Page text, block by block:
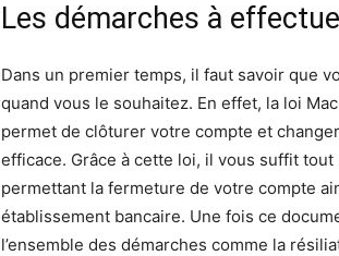
Les démarches à
Dans un premier temps, il faut savoir que
quand vous le souhaitez. En effet, la loi
permet de clôturer votre compte et
efficace. Grâce à cette loi, il vous suffit
permettant la fermeture de votre compte
établissement bancaire. Une fois ce
l’ensemble des démarches comme la